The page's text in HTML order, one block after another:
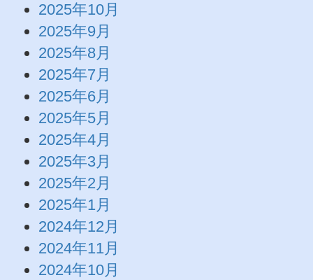
2025年10月
2025年9月
2025年8月
2025年7月
2025年6月
2025年5月
2025年4月
2025年3月
2025年2月
2025年1月
2024年12月
2024年11月
2024年10月